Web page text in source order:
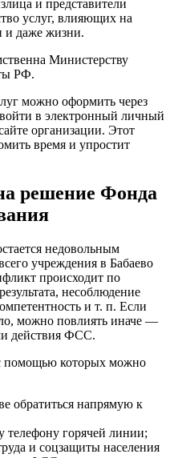
и представители
услуг, влияющих на
и даже жизни.
Министерству
РФ.
можно оформить через
в электронный личный
организации. Этот
время и упростит
решение Фонда
недовольным
учреждения в Бабаево
происходит по
несоблюдение
и т. п. Если
можно повлиять иначе —
действия ФСС.
помощью которых можно
обратиться напрямую к
телефону горячей линии;
и соцзащиты населения